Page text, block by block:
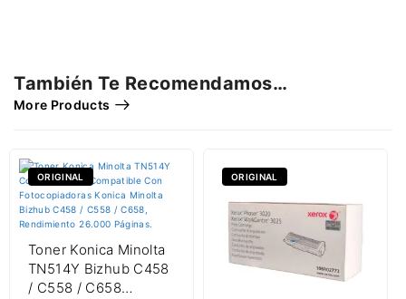
También Te Recomendamos…
More Products
ORIGINAL
Toner Konica Minolta
TN514Y Bizhub C458
/ C558 / C658
ORIGINAL